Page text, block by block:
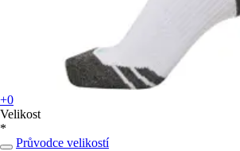
+0
Velikost
*
Průvodce velikostí